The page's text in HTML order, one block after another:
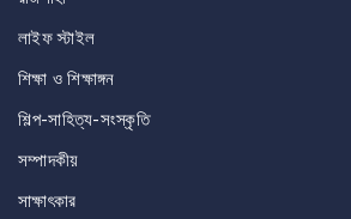
লাইফ স্টাইল
শিক্ষা ও শিক্ষাঙ্গন
শিল্প-সাহিত্য-সংস্কৃতি
সম্পাদকীয়
সাক্ষাৎকার